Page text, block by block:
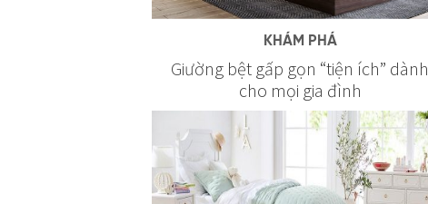
KHÁM PHÁ
Giường bệt gấp gọn “tiện ích” dành
cho mọi gia đình